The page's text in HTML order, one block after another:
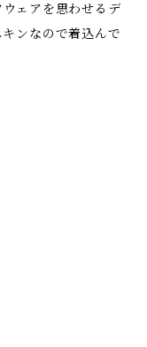
ェアを思わせるデ
ンなので着込んで